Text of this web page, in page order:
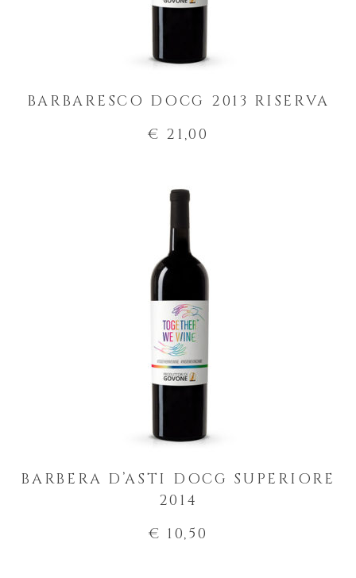
BARBARESCO DOCG 2013 RISERVA
€ 21,00
BARBERA D’ASTI DOCG SUPERIORE
2014
€ 10,50